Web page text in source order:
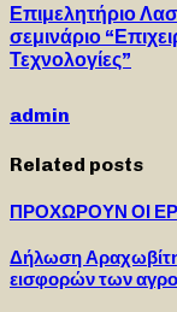
Επιμελητήριο
σεμινάριο
Τεχνολογίες”
admin
Related posts
ΠΡΟΧΩΡΟΥΝ ΟΙ
Δήλωση Αραχωβίτη
εισφορών των